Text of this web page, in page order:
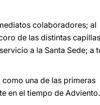
colaboradores; al
de las distintas
a la Santa Sede; a
una de las primeras
en el tiempo de Adviento.